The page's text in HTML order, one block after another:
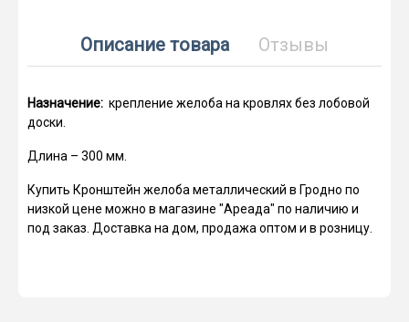
Описание товара Отзывы
Назначение: крепление желоба на кровлях без лобовой
доски.
Длина – 300 мм.
Купить Кронштейн желоба металлический в Гродно по
низкой цене можно в магазине "Ареада" по наличию и
под заказ. Доставка на дом, продажа оптом и в розницу.